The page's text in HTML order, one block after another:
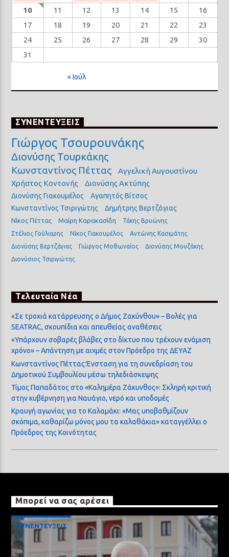
10
11 12 13 14 15
16
17
18 19 20 21 22
23
24
25 26 27 28 29
30
31
« Ιούλ
ΣΥΝΕΝΤΕΥΞΕΙΣ
Γιώργος Τσουρουνάκης
Διονύσης Τουρκάκης
Κωνσταντίνος Πέττας
Αγγελική Αυγουστίνου
Χρήστος Κοντονής
Διονύσης Ακτύπης
Διονύσης Γιακουμέλος
Αγαπητός Βίτσος
Κωνσταντίνος Τσιριγώτης
Δημήτρης Βερτζάγιας
Νίκος Πέττας Μαίρη Καρακασίδη
Τάκης Βρυώνης
Στέλιος Γούλιαρης
Νίκος Γιακουμέλος
Αντώνης Κασιμάτης
Διονύσης Βερτζάγιας
Γιώργος Μοθωναίος
Διονύσης Μουζάκης
Διονύσιος Τσιριγώτης
Τελευταία Νέα
«Σε τροχιά κατάρρευσης ο Δήμος Ζακύνθου» – Βολές για
SEATRAC, σκουπίδια και απευθείας αναθέσεις
«Υπάρχουν σοβαρές βλάβες στο δίκτυο που τρέχουν ενάμιση
χρόνο» – Απάντηση με αιχμές στον Πρόεδρο της ΔΕΥΑΖ
Κωνσταντίνος Πέττας:Ένσταση για τη συνεδρίαση του
Δημοτικού Συμβουλίου μέσω τηλεδιάσκεψης
Τίμος Παπαδάτος στο «Καλημέρα Ζάκυνθος»: Σκληρή κριτική
στην κυβέρνηση για Ναυάγιο, νερό και υποδομές
Κραυγή αγωνίας για το Καλαμάκι: «Μας υποβαθμίζουν
σκόπιμα, καθαρίζω μόνος μου τα καλαθάκια» καταγγέλλει ο
Πρόεδρος της Κοινότητας
Μπορεί να σας αρέσει
ΣΥΝΕΝΤΕΥΞΕΙΣ